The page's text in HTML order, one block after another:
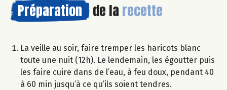
Préparation de la recette
La veille au soir, faire tremper les haricots blanc
toute une nuit (12h). Le lendemain, les égoutter puis
les faire cuire dans de l’eau, à feu doux, pendant 40
à 60 min jusqu’à ce qu’ils soient tendres.